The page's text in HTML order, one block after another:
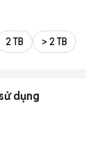
2 TB > 2 TB
dụng